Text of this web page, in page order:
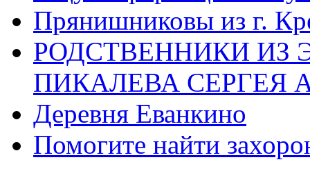
Прянишниковы из г.
РОДСТВЕННИКИ ИЗ
ПИКАЛЕВА СЕРГЕЯ
Деревня Еванкино
Помогите найти